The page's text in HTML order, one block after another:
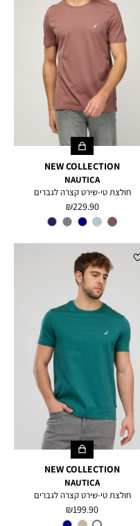
NEW COLLECTION
NAUTICA
חולצת טי-שירט קצרה לגברים
מחיר
מוצר
229.90 ₪
צבע
EGGPLANT
NEW COLLECTION
NAUTICA
חולצת טי-שירט קצרה לגברים
מחיר
מוצר
199.90 ₪
צבע
BOTTLE